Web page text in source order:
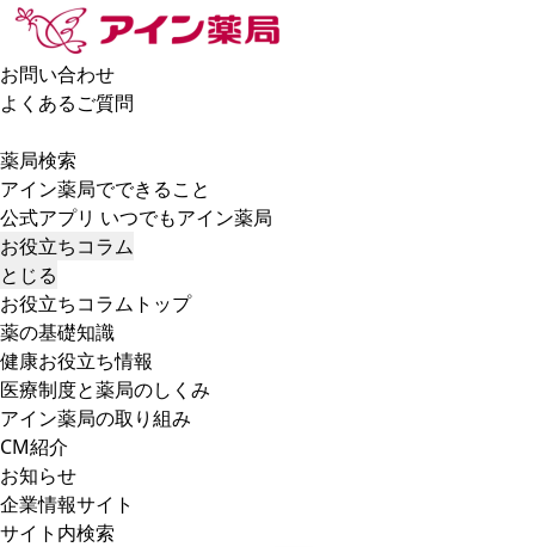
お問い合わせ
よくあるご質問
薬局検索
アイン薬局でできること
公式アプリ いつでもアイン薬局
お役立ちコラム
とじる
お役立ちコラムトップ
薬の基礎知識
健康お役立ち情報
医療制度と薬局のしくみ
アイン薬局の取り組み
CM紹介
お知らせ
企業情報サイト
サイト内検索